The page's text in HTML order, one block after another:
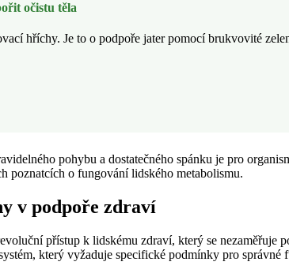
očistu těla
hříchy. Je to o podpoře jater pomocí brukvovité
pohybu a dostatečného spánku je pro
poznatcích o fungování lidského metabolismu.
v podpoře zdraví
přístup k lidskému zdraví, který se
který vyžaduje specifické podmínky pro správné